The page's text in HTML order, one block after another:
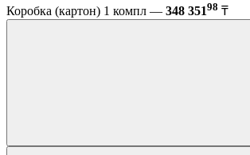
Коробка (картон) 1 компл — 348 35198 ₸